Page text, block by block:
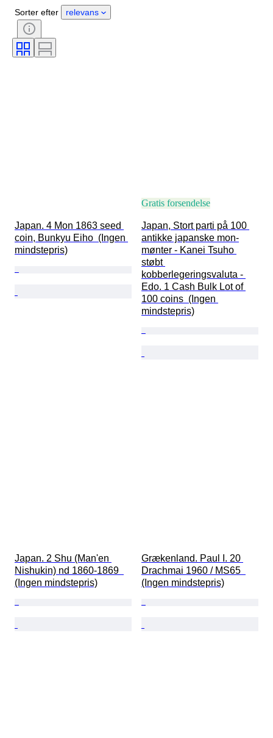
Certificering
Valuta
Mønttype
Hersker/era
Sorter efter relevans
Japan. 4 Mon 1863 seed
coin, Bunkyu Eiho  (Ingen
mindstepris)
Gratis forsendelse
Japan, Stort parti på 100
antikke japanske mon-
mønter - Kanei Tsuho
støbt
kobberlegeringsvaluta -
Edo. 1 Cash Bulk Lot of
100 coins  (Ingen
mindstepris)
Japan. 2 Shu (Man'en
Nishukin) nd 1860-1869
(Ingen mindstepris)
Grækenland. Paul I. 20
Drachmai 1960 / MS65
(Ingen mindstepris)